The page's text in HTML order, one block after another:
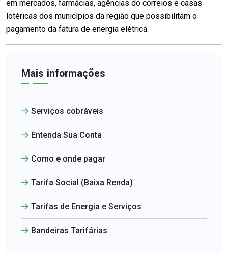
em mercados, farmácias, agências do correios e casas
lotéricas dos municípios da região que possibilitam o
pagamento da fatura de energia elétrica.
Mais informações
Serviços cobráveis
Entenda Sua Conta
Como e onde pagar
Tarifa Social (Baixa Renda)
Tarifas de Energia e Serviços
Bandeiras Tarifárias